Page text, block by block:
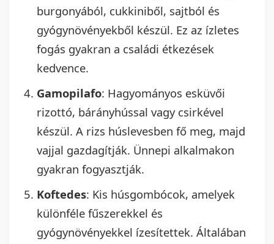
burgonyából, cukkiniből, sajtból és
gyógynövényekből készül. Ez az ízletes
fogás gyakran a családi étkezések
kedvence.
Gamopilafo: Hagyományos esküvői
rizottó, bárányhússal vagy csirkével
készül. A rizs húslevesben fő meg, majd
vajjal gazdagítják. Ünnepi alkalmakon
gyakran fogyasztják.
Koftedes: Kis húsgombócok, amelyek
különféle fűszerekkel és
gyógynövényekkel ízesítettek. Általában